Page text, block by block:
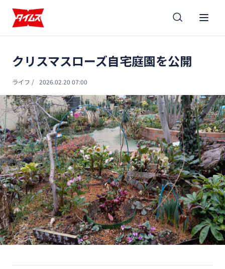
クリスマスローズ自宅庭園を公開
ライフ / 2026.02.20 07:00